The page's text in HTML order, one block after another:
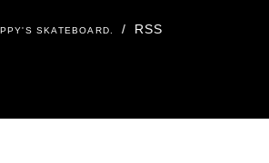
SKATEBOARD. / RSS